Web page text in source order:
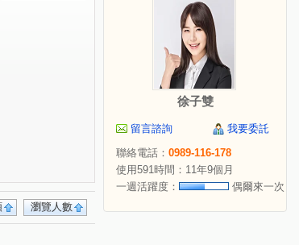
瀏覽人數
徐子雙
留言諮詢
我要委託
聯絡電話： 0989-116-178
使用591時間：11年9個月
一週活躍度：
偶爾來一次